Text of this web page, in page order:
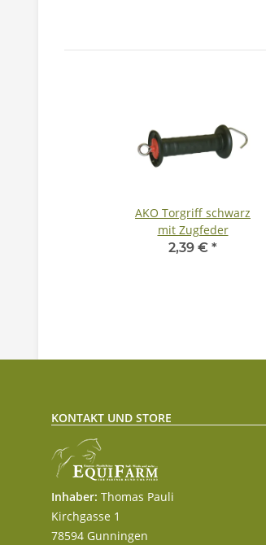
AKO Torgriff schwarz
mit Zugfeder
2,39 € *
KONTAKT UND STORE
Inhaber: Thomas Pauli
Kirchgasse 1
78594 Gunningen